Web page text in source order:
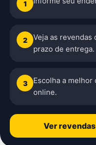
1
2
Veja as revendas
prazo de entrega.
3
Escolha a melhor
online.
Ver